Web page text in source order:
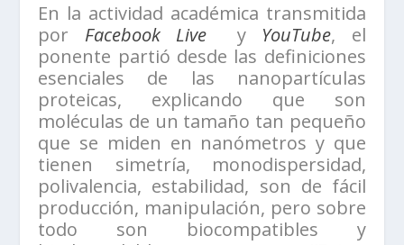
En la actividad académica transmitida
por Facebook Live y YouTube, el
ponente partió desde las definiciones
esenciales de las nanopartículas
proteicas, explicando que son
moléculas de un tamaño tan pequeño
que se miden en nanómetros y que
tienen simetría, monodispersidad,
polivalencia, estabilidad, son de fácil
producción, manipulación, pero sobre
todo son biocompatibles y